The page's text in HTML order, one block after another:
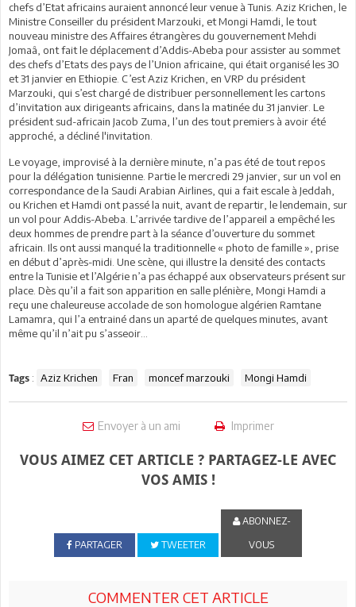
chefs d’Etat africains auraient annoncé leur venue à Tunis. Aziz Krichen, le
Ministre Conseiller du président Marzouki, et Mongi Hamdi, le tout
nouveau ministre des Affaires étrangères du gouvernement Mehdi
Jomaâ, ont fait le déplacement d’Addis-Abeba pour assister au sommet
des chefs d’Etats des pays de l’Union africaine, qui était organisé les 30
et 31 janvier en Ethiopie. C’est Aziz Krichen, en VRP du président
Marzouki, qui s’est chargé de distribuer personnellement les cartons
d’invitation aux dirigeants africains, dans la matinée du 31 janvier. Le
président sud-africain Jacob Zuma, l’un des tout premiers à avoir été
approché, a décliné l'invitation.
Le voyage, improvisé à la dernière minute, n’a pas été de tout repos
pour la délégation tunisienne. Partie le mercredi 29 janvier, sur un vol en
correspondance de la Saudi Arabian Airlines, qui a fait escale à Jeddah,
ou Krichen et Hamdi ont passé la nuit, avant de repartir, le lendemain, sur
un vol pour Addis-Abeba. L’arrivée tardive de l’appareil a empêché les
deux hommes de prendre part à la séance d’ouverture du sommet
africain. Ils ont aussi manqué la traditionnelle « photo de famille », prise
en début d’après-midi. Une scène, qui illustre la densité des contacts
entre la Tunisie et l’Algérie n’a pas échappé aux observateurs présent sur
place. Dès qu’il a fait son apparition en salle plénière, Mongi Hamdi a
reçu une chaleureuse accolade de son homologue algérien Ramtane
Lamamra, qui l’a entrainé dans un aparté de quelques minutes, avant
même qu’il n’ait pu s’asseoir…
Tags : Aziz Krichen Fran moncef marzouki Mongi Hamdi
Envoyer à un ami Imprimer
VOUS AIMEZ CET ARTICLE ? PARTAGEZ-LE AVEC
VOS AMIS !
PARTAGER TWEETER
ABONNEZ-
VOUS
COMMENTER CET ARTICLE